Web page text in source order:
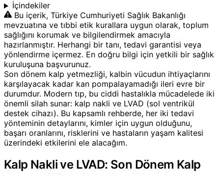
İçindekiler
Bu içerik, Türkiye Cumhuriyeti Sağlık Bakanlığı
mevzuatına ve tıbbi etik kurallara uygun olarak, toplum
sağlığını korumak ve bilgilendirmek amacıyla
hazırlanmıştır. Herhangi bir tanı, tedavi garantisi veya
yönlendirme içermez. En doğru bilgi için yetkili bir sağlık
kuruluşuna başvurunuz.
Son dönem kalp yetmezliği, kalbin vücudun ihtiyaçlarını
karşılayacak kadar kan pompalayamadığı ileri evre bir
durumdur. Modern tıp, bu ciddi hastalıkla mücadelede iki
önemli silah sunar: kalp nakli ve LVAD (sol ventrikül
destek cihazı). Bu kapsamlı rehberde, her iki tedavi
yönteminin detaylarını, kimler için uygun olduğunu,
başarı oranlarını, risklerini ve hastaların yaşam kalitesi
üzerindeki etkilerini ele alacağım.
Kalp Nakli ve LVAD: Son Dönem Kalp